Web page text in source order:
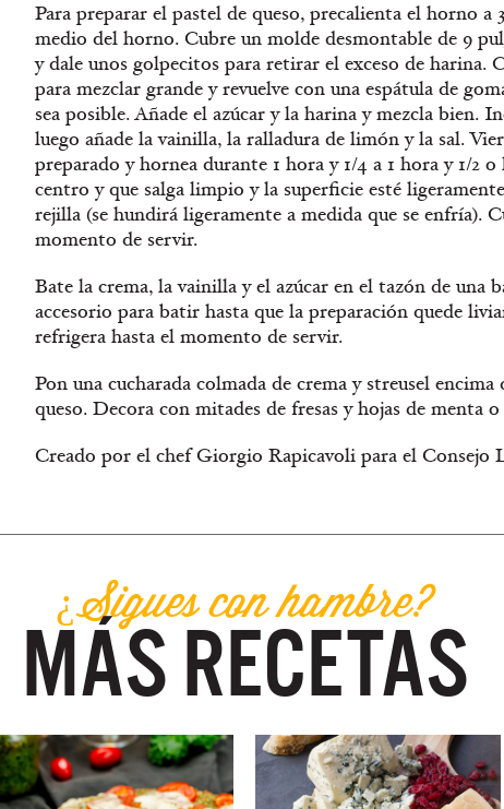
Para preparar el pastel de queso, precalienta el horno a
medio del horno. Cubre un molde desmontable de 9
y dale unos golpecitos para retirar el exceso de harina.
para mezclar grande y revuelve con una espátula de
sea posible. Añade el azúcar y la harina y mezcla bien.
luego añade la vainilla, la ralladura de limón y la sal.
preparado y hornea durante 1 hora y 1/4 a 1 hora y 1/2
centro y que salga limpio y la superficie esté
rejilla (se hundirá ligeramente a medida que se enfría).
momento de servir.
Bate la crema, la vainilla y el azúcar en el tazón de una
accesorio para batir hasta que la preparación quede
refrigera hasta el momento de servir.
Pon una cucharada colmada de crema y streusel encima
queso. Decora con mitades de fresas y hojas de menta o
Creado por el chef Giorgio Rapicavoli para el Consejo
¿Sigues con hambre?
MÁS RECETAS